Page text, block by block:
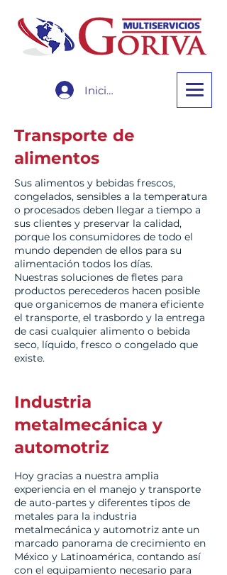
Iniciar sesión
Transporte de
alimentos
Sus alimentos y bebidas frescos,
congelados, sensibles a la temperatura
o procesados deben llegar a tiempo a
sus clientes y preservar la calidad,
porque los consumidores de todo el
mundo dependen de ellos para su
alimentación todos los días.
Nuestras soluciones de fletes para
productos perecederos hacen posible
que organicemos de manera eficiente
el transporte, el trasbordo y la entrega
de casi cualquier alimento o bebida
seco, líquido, fresco o congelado que
existe.
Industria
metalmecánica y
automotriz
Hoy gracias a nuestra amplia
experiencia en el manejo y transporte
de auto-partes y diferentes tipos de
metales para la industria
metalmecánica y automotriz ante un
marcado panorama de crecimiento en
México y Latinoamérica, contando así
con el equipamiento necesario para